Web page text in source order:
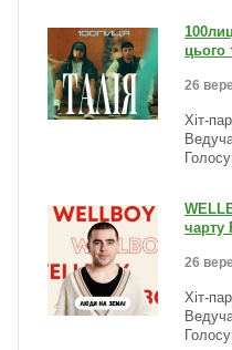
цього
26
Хіт-
чарту
26
Хіт-